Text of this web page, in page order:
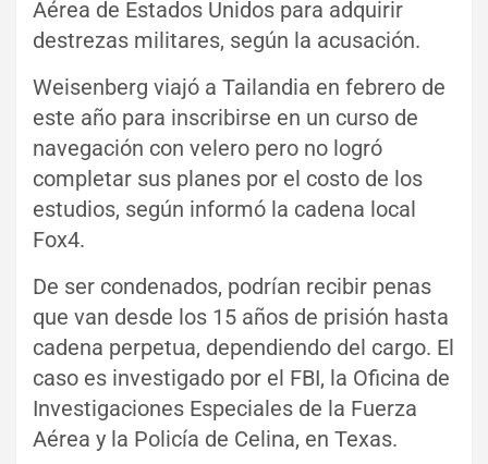
Aérea de Estados Unidos para adquirir
destrezas militares, según la acusación.
Weisenberg viajó a Tailandia en febrero de
este año para inscribirse en un curso de
navegación con velero pero no logró
completar sus planes por el costo de los
estudios, según informó la cadena local
Fox4.
De ser condenados, podrían recibir penas
que van desde los 15 años de prisión hasta
cadena perpetua, dependiendo del cargo. El
caso es investigado por el FBI, la Oficina de
Investigaciones Especiales de la Fuerza
Aérea y la Policía de Celina, en Texas.